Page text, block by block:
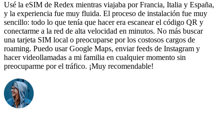
Usé la eSIM de Redex mientras viajaba por Francia, Italia y España,
y la experiencia fue muy fluida. El proceso de instalación fue muy
sencillo: todo lo que tenía que hacer era escanear el código QR y
conectarme a la red de alta velocidad en minutos. No más buscar
una tarjeta SIM local o preocuparse por los costosos cargos de
roaming. Puedo usar Google Maps, enviar feeds de Instagram y
hacer videollamadas a mi familia en cualquier momento sin
preocuparme por el tráfico. ¡Muy recomendable!